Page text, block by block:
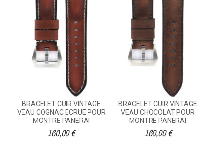
BRACELET CUIR VINTAGE
VEAU COGNAC ECRUE POUR
MONTRE PANERAI
160,00 €
BRACELET CUIR VINTAGE
VEAU CHOCOLAT POUR
MONTRE PANERAI
160,00 €